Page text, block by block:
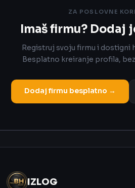
ZA POSLOVNE
Imaš firmu? Dodaj
Registruj svoju firmu i dostigni
Besplatno kreiranje profila,
Dodaj firmu besplatno →
IZLOG